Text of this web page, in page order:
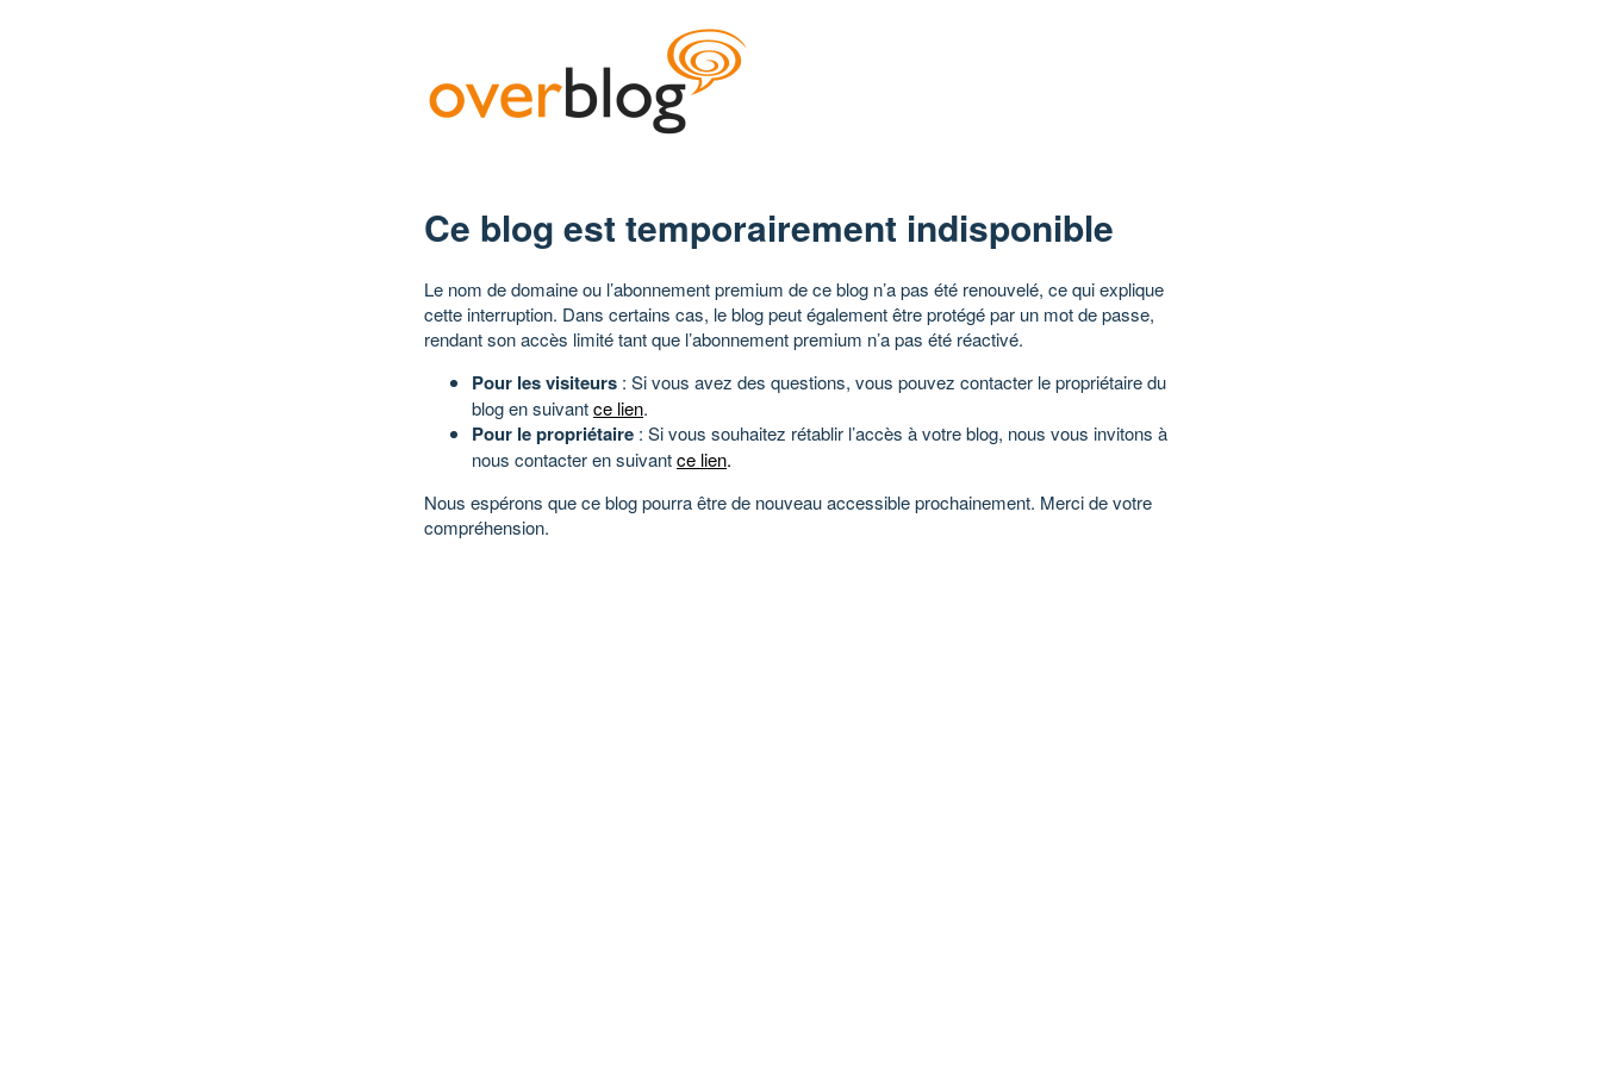
Ce blog est temporairement indisponible
Le nom de domaine ou l’abonnement premium de ce blog n’a pas été renouvelé, ce qui explique
cette interruption. Dans certains cas, le blog peut également être protégé par un mot de passe,
rendant son accès limité tant que l’abonnement premium n’a pas été réactivé.
Pour les visiteurs : Si vous avez des questions, vous pouvez contacter le propriétaire du
blog en suivantce lien.
Pour le propriétaire : Si vous souhaitez rétablir l’accès à votre blog, nous vous invitons à
nous contacter en suivantce lien.
Nous espérons que ce blog pourra être de nouveau accessible prochainement. Merci de votre
compréhension.